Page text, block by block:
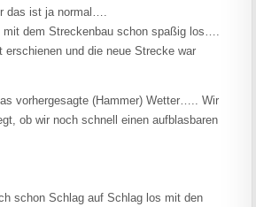
das ist ja normal….
dem Streckenbau schon spaßig los….
erschienen und die neue Strecke war
vorhergesagte (Hammer) Wetter….. Wir
ob wir noch schnell einen aufblasbaren
schon Schlag auf Schlag los mit den